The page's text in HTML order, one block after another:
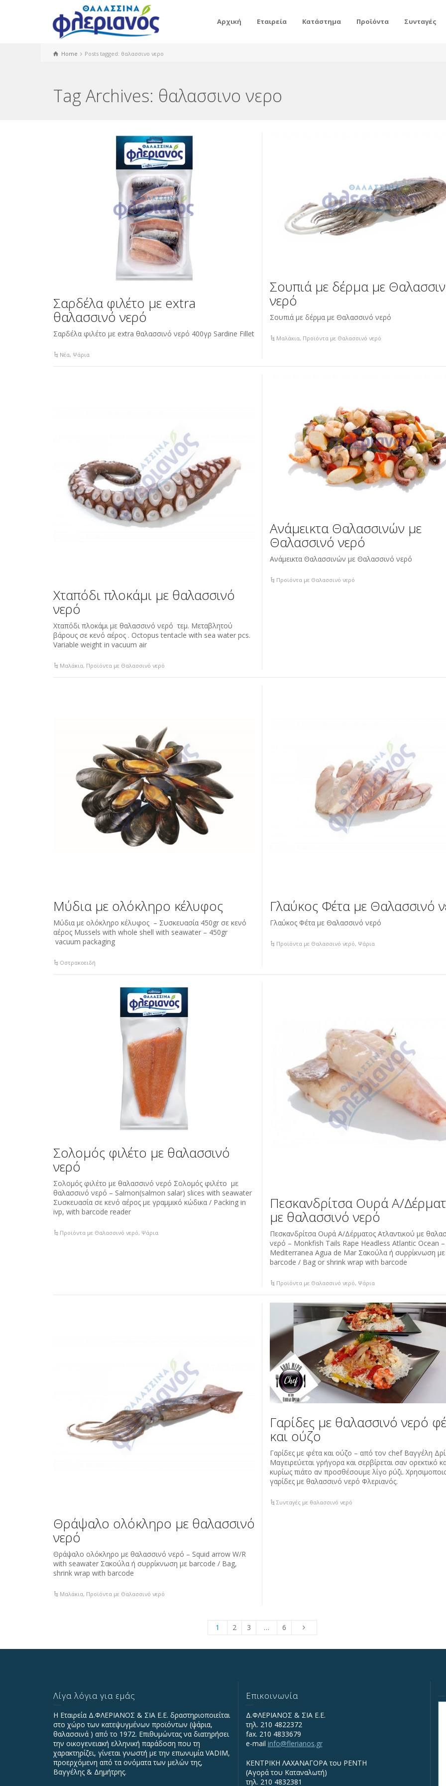
Αρχική Εταιρεία Κατάστημα Προϊόντα Συνταγές
Home Posts tagged: θαλασσινο νερο
Tag Archives: θαλασσινο νερο
Σαρδέλα φιλέτο με extra
θαλασσινό νερό
Σαρδέλα φιλέτο με extra θαλασσινό νερό 400γρ Sardine Fillet
Νέα, Ψάρια
Σουπιά με δέρμα με
νερό
Σουπιά με δέρμα με Θαλασσινό νερό
Μαλάκια, Προϊόντα με Θαλασσινό νερό
Χταπόδι πλοκάμι με θαλασσινό
νερό
Χταπόδι πλοκάμι με θαλασσινό νερό τεμ. Μεταβλητού
βάρους σε κενό αέρος . Octopus tentacle with sea water pcs.
Variable weight in vacuum air
Μαλάκια, Προϊόντα με Θαλασσινό νερό
Ανάμεικτα Θαλασσινών με
Θαλασσινό νερό
Ανάμεικτα Θαλασσινών με Θαλασσινό νερό
Προϊόντα με Θαλασσινό νερό
Μύδια με ολόκληρο κέλυφος
Μύδια με ολόκληρο κέλυφος – Συσκευασία 450gr σε κενό
αέρος Mussels with whole shell with seawater – 450gr
vacuum packaging
Οστρακοειδή
Γλαύκος Φέτα με Θαλασσινό
Γλαύκος Φέτα με Θαλασσινό νερό
Προϊόντα με Θαλασσινό νερό, Ψάρια
Σολομός φιλέτο με θαλασσινό
νερό
Σολομός φιλέτο με θαλασσινό νερό Σολομός φιλέτο με
θαλασσινό νερό – Salmon(salmon salar) slices with seawater
Συσκευασία σε κενό αέρος με γραμμικό κώδικα / Packing in
ivp, with barcode reader
Προϊόντα με Θαλασσινό νερό, Ψάρια
Πεσκανδρίτσα Ουρά Α/
με θαλασσινό νερό
Πεσκανδρίτσα Ουρά Α/Δέρματος Ατλαντικού με
νερό – Monkfish Tails Rape Headless Atlantic Ocean –
Mediterranea Agua de Mar Σακούλα ή συρρίκνωση με
barcode / Bag or shrink wrap with barcode
Προϊόντα με Θαλασσινό νερό, Ψάρια
Θράψαλο ολόκληρο με θαλασσινό
νερό
Θράψαλο ολόκληρο με θαλασσινό νερό – Squid arrow W/R
with seawater Σακούλα ή συρρίκνωση με barcode / Bag,
shrink wrap with barcode
Μαλάκια, Προϊόντα με Θαλασσινό νερό
Γαρίδες με θαλασσινό νερό
και ούζο
Γαρίδες με φέτα και ούζο – από τον chef Βαγγέλη
Μαγειρεύεται γρήγορα και σερβίρεται σαν ορεκτικό
κυρίως πιάτο αν προσθέσουμε λίγο ρύζι.
γαρίδες με θαλασσινό νερό Φλεριανός.
Συνταγές με θαλασσινό νερό
1 2 3 … 6
Λίγα λόγια για εμάς
Η Εταιρεία Δ.ΦΛΕΡΙΑΝΟΣ & ΣΙΑ Ε.Ε. δραστηριοποιείται
στο χώρο των κατεψυγμένων προϊόντων (ψάρια,
θαλασσινά ) από το 1972. Επιθυμώντας να διατηρήσει
την οικογενειακή ελληνική παράδοση που τη
χαρακτηρίζει, γίνεται γνωστή με την επωνυμία VADIΜ,
προερχόμενη από τα ονόματα των μελών της,
Βαγγέλης & Δημήτρης.
Επικοινωνία
Δ.ΦΛΕΡΙΑΝΟΣ & ΣΙΑ Ε.Ε.
τηλ. 210 4822372
fax. 210 4833679
e-mail info@flerianos.gr
ΚΕΝΤΡΙΚΗ ΛΑΧΑΝΑΓΟΡΑ του ΡΕΝΤΗ
(Αγορά του Καταναλωτή)
τηλ. 210 4832381